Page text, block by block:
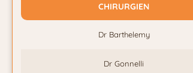
CHIRURGIEN
Dr Barthelemy
Dr Gonnelli